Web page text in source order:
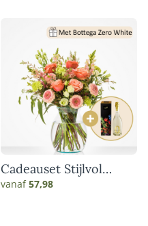
Cadeauset Stijlvol
genieten
vanaf57,98